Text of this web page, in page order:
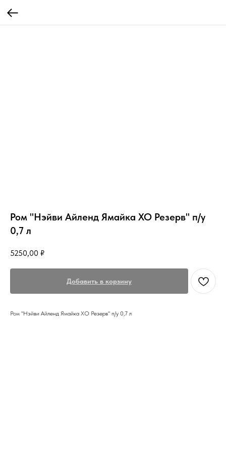
Ром "Нэйви Айленд Ямайка ХО Резерв" п/у
0,7 л
5250,00 ₽
Добавить в корзину
Ром "Нэйви Айленд Ямайка ХО Резерв" п/у 0,7 л